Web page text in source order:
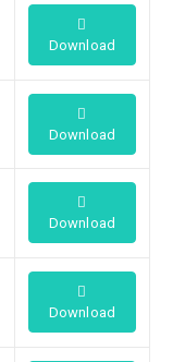
Download
Download
Download
Download